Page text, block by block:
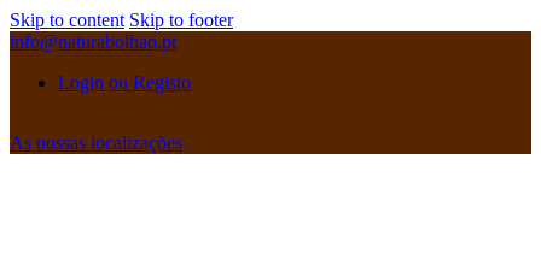
Skip to content Skip to footer
info@naturabolhao.pt
Login ou Registo
As nossas localizações